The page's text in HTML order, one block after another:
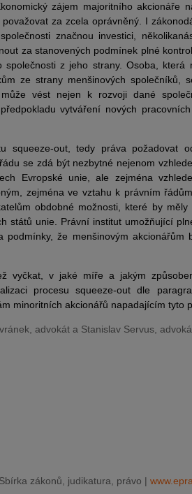
zájem majoritního akcionáře
za zcela oprávněný. I
značnou investici,
za stanovených podmínek plné
společnosti z jeho strany. Osoba,
ze strany menšinových společníků,
vést nejen k rozvoji dané
vytváření nových
squeeze-out, tedy práva požadovat
se zdá být nezbytné nejenom
Evropské unie, ale zejména
zejména ve vztahu k právním
obdobné možnosti, které by
států unie. Právní institut umožňující
podmínky, že menšinovým akcionářům
vyčkat, v jaké míře a jakým
procesu squeeze-out dle
minoritních akcionářů napadajícím tyto
advokát a Stanislav Servus,
zákonů, judikatura, právo |